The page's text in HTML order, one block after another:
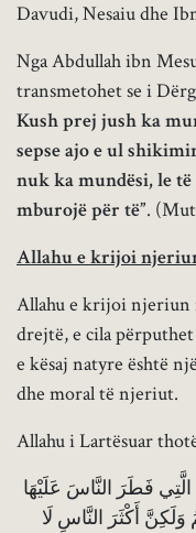
Davudi, Nesaiu dhe
Nga Abdullah ibn
Kush prej jush ka
sepse ajo e ul
nuk ka mundësi, le
mburojë për të”.
Allahu e krijoi
Allahu e krijoi njeriun
drejtë, e cila
e kësaj natyre është
dhe moral të njeriut.
Allahu i Lartësuar
فَطَرَ النَّاسَ عَلَيْهَا
وَلَكِنَّ أَكْثَرَ النَّاسِ لَا